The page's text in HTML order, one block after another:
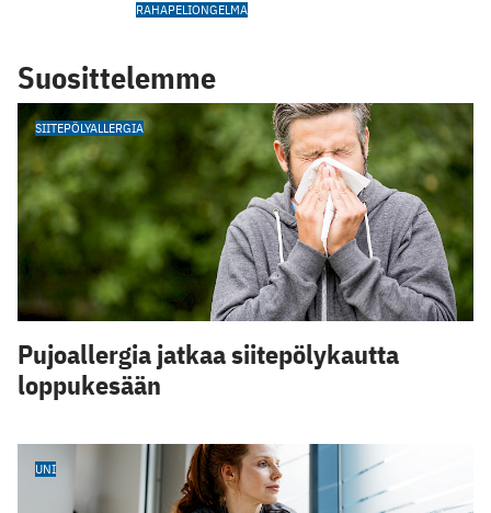
RAHAPELIONGELMA
Suosittelemme
SIITEPÖLYALLERGIA
Pujoallergia jatkaa siitepölykautta
loppukesään
UNI